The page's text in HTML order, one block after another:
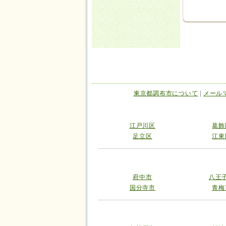
東京都調布市について メール
江戸川区
葛
足立区
江
府中市
八王
国分寺市
青